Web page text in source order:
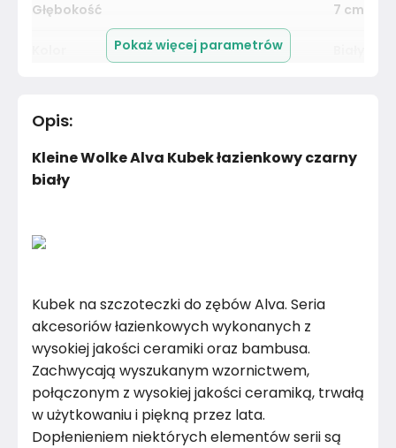
Głębokość 7 cm
Materiał
Kolor
Montaż
Pokaż więcej parametrów
Opis:
Kleine Wolke Alva Kubek łazienkowy czarny
biały
Kubek na szczoteczki do zębów Alva. Seria
akcesoriów łazienkowych wykonanych z
wysokiej jakości ceramiki oraz bambusa.
Zachwycają wyszukanym wzornictwem,
połączonym z wysokiej jakości ceramiką, trwałą
w użytkowaniu i piękną przez lata.
Dopłenieniem niektórych elementów serii są